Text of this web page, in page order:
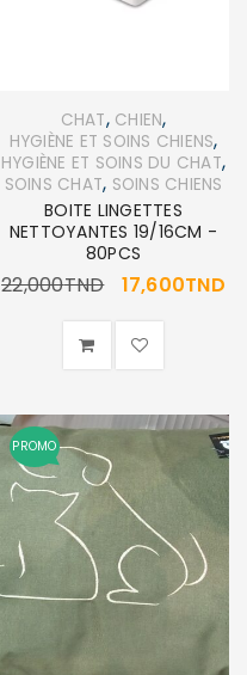
CHAT, CHIEN,
HYGIÈNE ET SOINS CHIENS,
HYGIÈNE ET SOINS DU CHAT,
SOINS CHAT, SOINS CHIENS
BOITE LINGETTES
NETTOYANTES 19/16CM -
80PCS
22,000TND 17,600TND
PROMO